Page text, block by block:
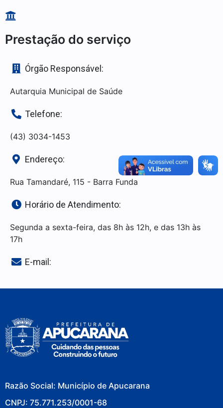
Prestação do serviço
Órgão Responsável:
Autarquia Municipal de Saúde
Telefone:
(43) 3034-1453
Endereço:
Rua Tamandaré, 115 - Barra Funda
Horário de Atendimento:
Segunda a sexta-feira, das 8h às 12h, e das 13h às
17h
E-mail:
Razão Social: Município de Apucarana
CNPJ: 75.771.253/0001-68